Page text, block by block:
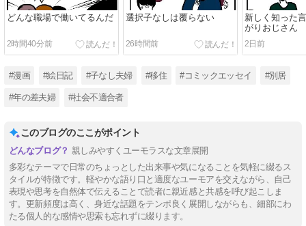
どんな職場で働いてるんだ
2時間40分前
選択子なしは覆らない
26時間前
新しく知った
がりおじさん
2日前
#漫画 #絵日記 #子なし夫婦 #移住 #コミックエッセイ #別居
#年の差夫婦 #社会不適合者
このブログのここがポイント
親しみやすくユーモラスな文章展開
多彩なテーマで日常のちょっとした出来事や気になることを気軽に綴るス
タイルが特徴です。軽やかな語り口と適度なユーモアを交えながら、自己
表現や思考を自然体で伝えることで読者に親近感と共感を呼び起こしま
す。更新頻度は高く、身近な話題をテンポ良く展開しながらも、細部にわ
たる個人的な感情や思索も忘れずに綴ります。